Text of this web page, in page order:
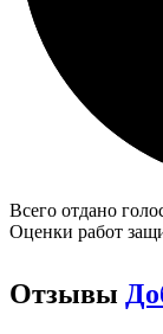
Всего отдано
Оценки работ
Отзывы